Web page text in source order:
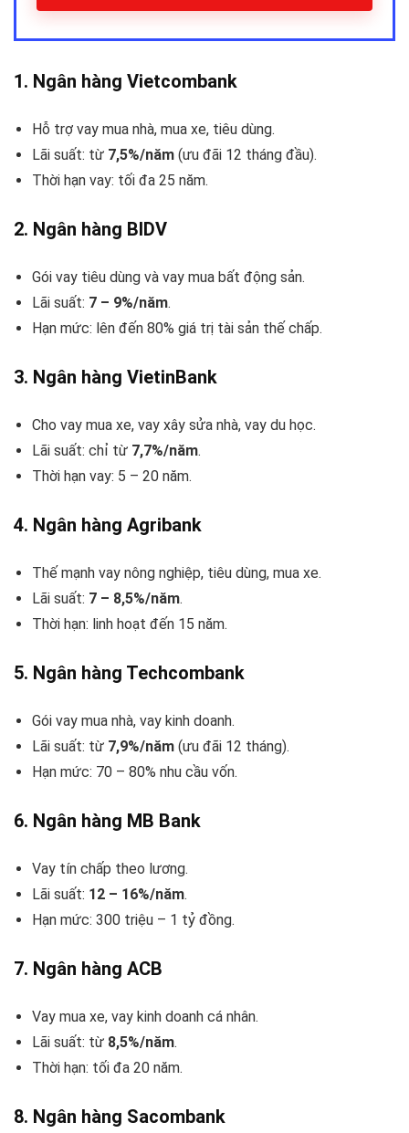
1. Ngân hàng Vietcombank
Hỗ trợ vay mua nhà, mua xe, tiêu dùng.
Lãi suất: từ 7,5%/năm (ưu đãi 12 tháng đầu).
Thời hạn vay: tối đa 25 năm.
2. Ngân hàng BIDV
Gói vay tiêu dùng và vay mua bất động sản.
Lãi suất: 7 – 9%/năm.
Hạn mức: lên đến 80% giá trị tài sản thế chấp.
3. Ngân hàng VietinBank
Cho vay mua xe, vay xây sửa nhà, vay du học.
Lãi suất: chỉ từ 7,7%/năm.
Thời hạn vay: 5 – 20 năm.
4. Ngân hàng Agribank
Thế mạnh vay nông nghiệp, tiêu dùng, mua xe.
Lãi suất: 7 – 8,5%/năm.
Thời hạn: linh hoạt đến 15 năm.
5. Ngân hàng Techcombank
Gói vay mua nhà, vay kinh doanh.
Lãi suất: từ 7,9%/năm (ưu đãi 12 tháng).
Hạn mức: 70 – 80% nhu cầu vốn.
6. Ngân hàng MB Bank
Vay tín chấp theo lương.
Lãi suất: 12 – 16%/năm.
Hạn mức: 300 triệu – 1 tỷ đồng.
7. Ngân hàng ACB
Vay mua xe, vay kinh doanh cá nhân.
Lãi suất: từ 8,5%/năm.
Thời hạn: tối đa 20 năm.
8. Ngân hàng Sacombank